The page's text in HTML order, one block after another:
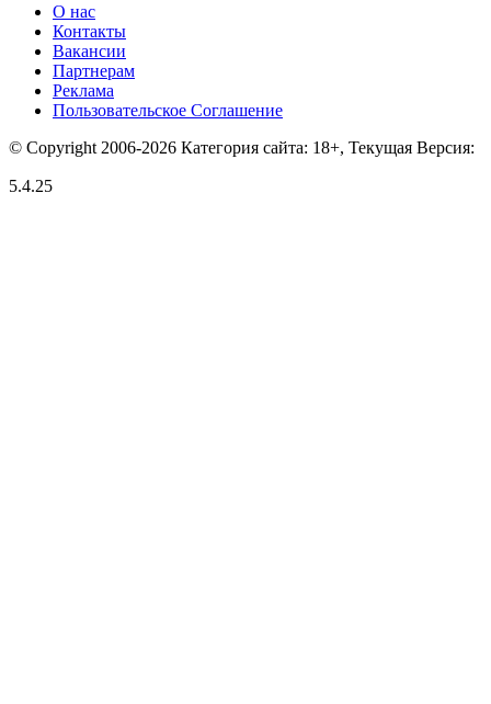
О нас
Контакты
Вакансии
Партнерам
Реклама
Пользовательское Соглашение
© Copyright 2006-2026 Категория сайта: 18+, Текущая Версия:
5.4.25